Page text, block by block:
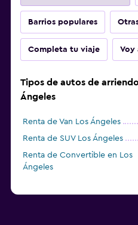
Barrios populares
Completa tu viaje Voy
Tipos de autos de
Ángeles
Renta de Van Los Ángeles
Renta de SUV Los Ángeles
Renta de Convertible en Los
Ángeles